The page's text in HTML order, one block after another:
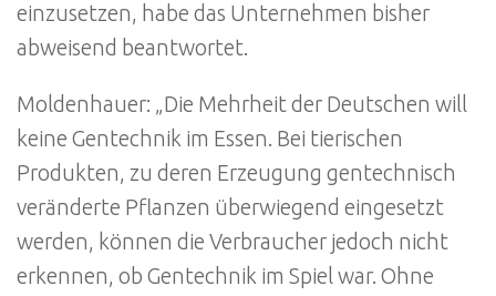
einzusetzen, habe das Unternehmen bisher
abweisend beantwortet.
Moldenhauer: „Die Mehrheit der Deutschen will
keine Gentechnik im Essen. Bei tierischen
Produkten, zu deren Erzeugung gentechnisch
veränderte Pflanzen überwiegend eingesetzt
werden, können die Verbraucher jedoch nicht
erkennen, ob Gentechnik im Spiel war. Ohne